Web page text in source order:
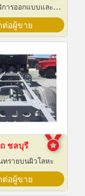
ออกแบบและจัดทำป้ายโฆษณา 24 ชม.
ต่อผู้ขาย
ชลบุรี
ทรายบนผิวโลหะ
ต่อผู้ขาย